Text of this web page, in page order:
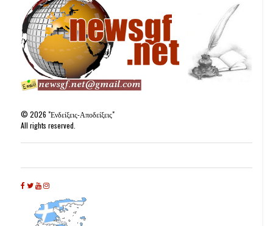
©2026 "Ενδείξεις-Αποδείξεις"
All rights reserved.